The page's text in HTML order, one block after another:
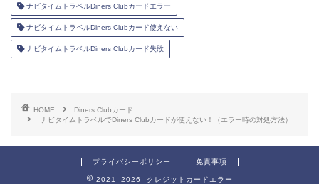
ナビタイムトラベルDiners Clubカードエラー
ナビタイムトラベルDiners Clubカード使えない
ナビタイムトラベルDiners Clubカード失敗
HOME
Diners Clubカード
ナビタイムトラベルでDiners Clubカードが使えない！（エラー時の対処方法）
プライバシーポリシー 免責事項
2021–2026 クレジットカードエラー